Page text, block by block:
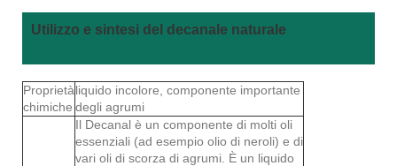
Utilizzo e sintesi del decanale naturale
Proprietà
chimiche
liquido incolore, componente importante
degli agrumi
Il Decanal è un componente di molti oli
essenziali (ad esempio olio di neroli) e di
vari oli di scorza di agrumi. È un liquido